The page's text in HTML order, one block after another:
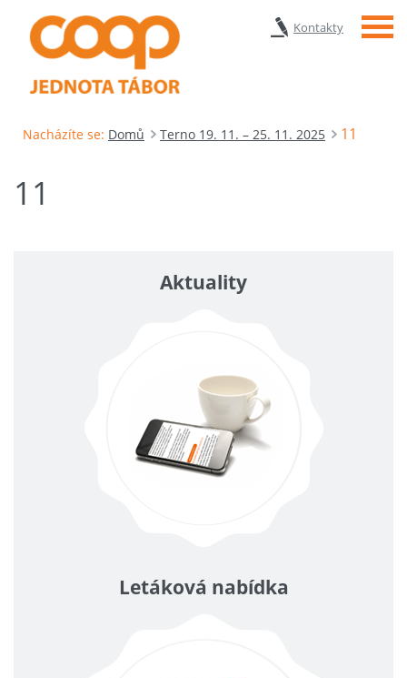
Kontakty Menu
Nacházíte se: Domů Terno 19. 11. – 25. 11. 2025 11
11
Aktuality
Letáková nabídka